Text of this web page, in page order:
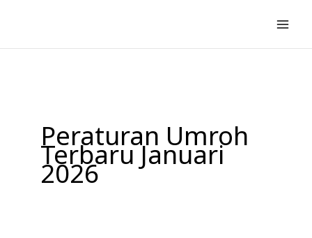
konten
Peraturan Umroh
Terbaru Januari
2026